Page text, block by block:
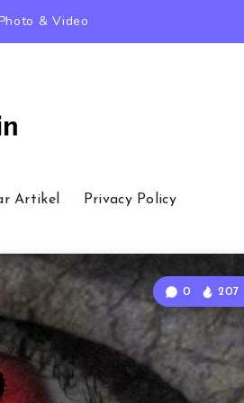
& Video
Artikel Privacy Policy
0 207